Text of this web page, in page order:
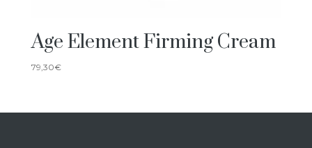
Age Element Firming Cream
79,30€